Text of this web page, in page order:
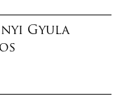
Gyula